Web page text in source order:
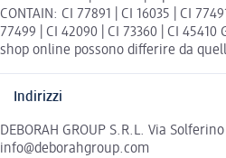
CONTAIN: CI 77891 | CI 16035 | CI
77499 | CI 42090 | CI 73360 | CI
shop online possono differire da
Indirizzi
DEBORAH GROUP S.R.L. Via
info@deborahgroup.com